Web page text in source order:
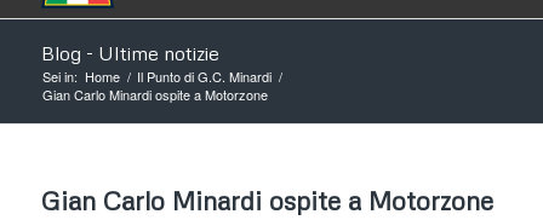
Blog - Ultime notizie
Sei in: Home / Il Punto di G.C. Minardi /
Gian Carlo Minardi ospite a Motorzone
Gian Carlo Minardi ospite a Motorzone